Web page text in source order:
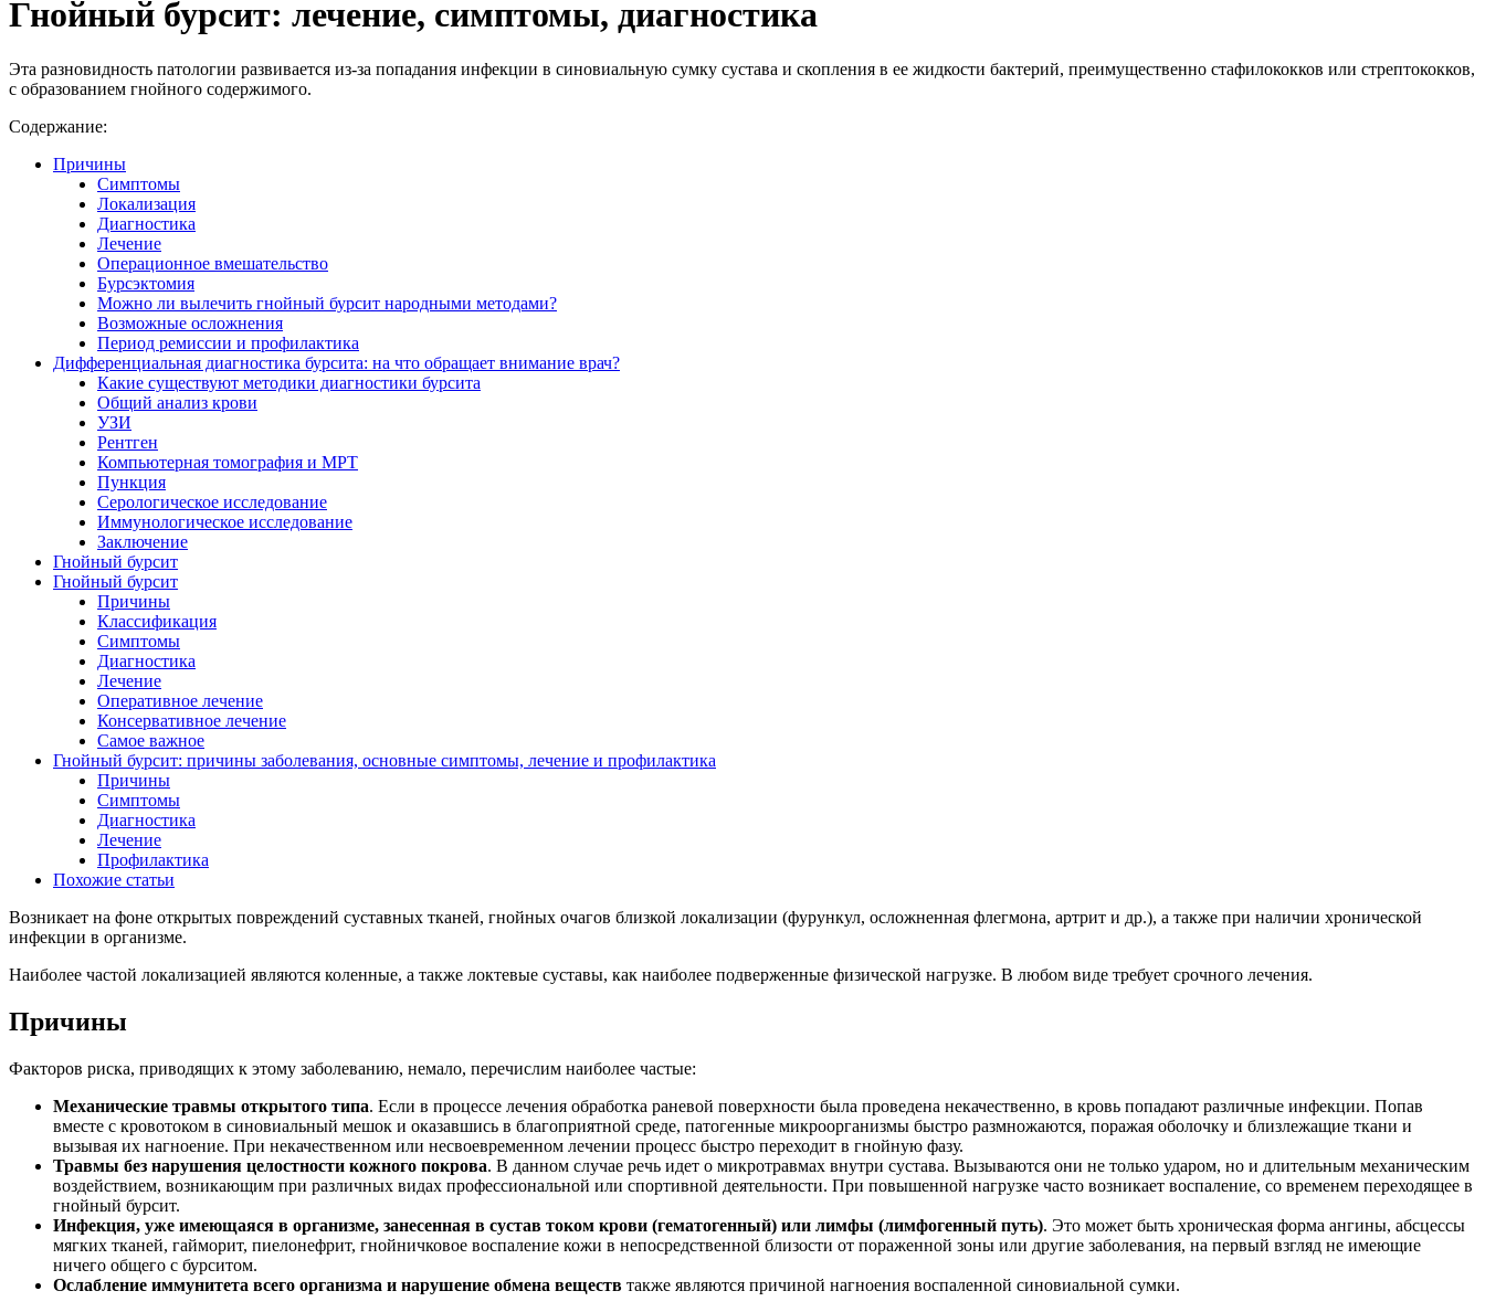
Гнойный бурсит: лечение, симптомы, диагностика
Эта разновидность патологии развивается из-за попадания инфекции в синовиальную сумку сустава и скопления в ее жидкости бактерий, преимущественно стафилококков или стрептококков,
с образованием гнойного содержимого.
Содержание:
Причины
Симптомы
Локализация
Диагностика
Лечение
Операционное вмешательство
Бурсэктомия
Можно ли вылечить гнойный бурсит народными методами?
Возможные осложнения
Период ремиссии и профилактика
Дифференциальная диагностика бурсита: на что обращает внимание врач?
Какие существуют методики диагностики бурсита
Общий анализ крови
УЗИ
Рентген
Компьютерная томография и МРТ
Пункция
Серологическое исследование
Иммунологическое исследование
Заключение
Гнойный бурсит
Гнойный бурсит
Причины
Классификация
Симптомы
Диагностика
Лечение
Оперативное лечение
Консервативное лечение
Самое важное
Гнойный бурсит: причины заболевания, основные симптомы, лечение и профилактика
Причины
Симптомы
Диагностика
Лечение
Профилактика
Похожие статьи
Возникает на фоне открытых повреждений суставных тканей, гнойных очагов близкой локализации (фурункул, осложненная флегмона, артрит и др.), а также при наличии хронической
инфекции в организме.
Наиболее частой локализацией являются коленные, а также локтевые суставы, как наиболее подверженные физической нагрузке. В любом виде требует срочного лечения.
Причины
Факторов риска, приводящих к этому заболеванию, немало, перечислим наиболее частые:
Механические травмы открытого типа. Если в процессе лечения обработка раневой поверхности была проведена некачественно, в кровь попадают различные инфекции. Попав
вместе с кровотоком в синовиальный мешок и оказавшись в благоприятной среде, патогенные микроорганизмы быстро размножаются, поражая оболочку и близлежащие ткани и
вызывая их нагноение. При некачественном или несвоевременном лечении процесс быстро переходит в гнойную фазу.
Травмы без нарушения целостности кожного покрова. В данном случае речь идет о микротравмах внутри сустава. Вызываются они не только ударом, но и длительным механическим
воздействием, возникающим при различных видах профессиональной или спортивной деятельности. При повышенной нагрузке часто возникает воспаление, со временем переходящее в
гнойный бурсит.
Инфекция, уже имеющаяся в организме, занесенная в сустав током крови (гематогенный) или лимфы (лимфогенный путь). Это может быть хроническая форма ангины, абсцессы
мягких тканей, гайморит, пиелонефрит, гнойничковое воспаление кожи в непосредственной близости от пораженной зоны или другие заболевания, на первый взгляд не имеющие
ничего общего с бурситом.
Ослабление иммунитета всего организма и нарушение обмена веществ также являются причиной нагноения воспаленной синовиальной сумки.